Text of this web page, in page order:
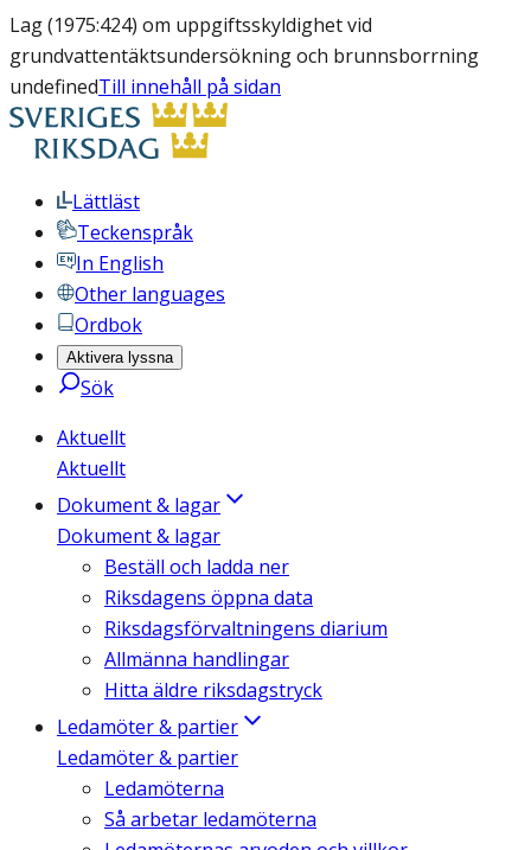
Lag (1975:424) om uppgiftsskyldighet vid
grundvattentäktsundersökning och brunnsborrning
undefinedTill innehåll på sidan
Lättläst
Teckenspråk
In English
Other languages
Ordbok
Aktivera lyssna
Sök
Aktuellt
Aktuellt
Dokument & lagar
Dokument & lagar
Beställ och ladda ner
Riksdagens öppna data
Riksdagsförvaltningens diarium
Allmänna handlingar
Hitta äldre riksdagstryck
Ledamöter & partier
Ledamöter & partier
Ledamöterna
Så arbetar ledamöterna